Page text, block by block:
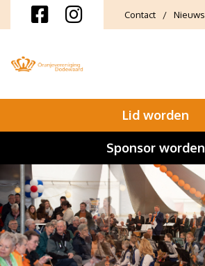
Contact Nieuws
Lid worden
Sponsor worden